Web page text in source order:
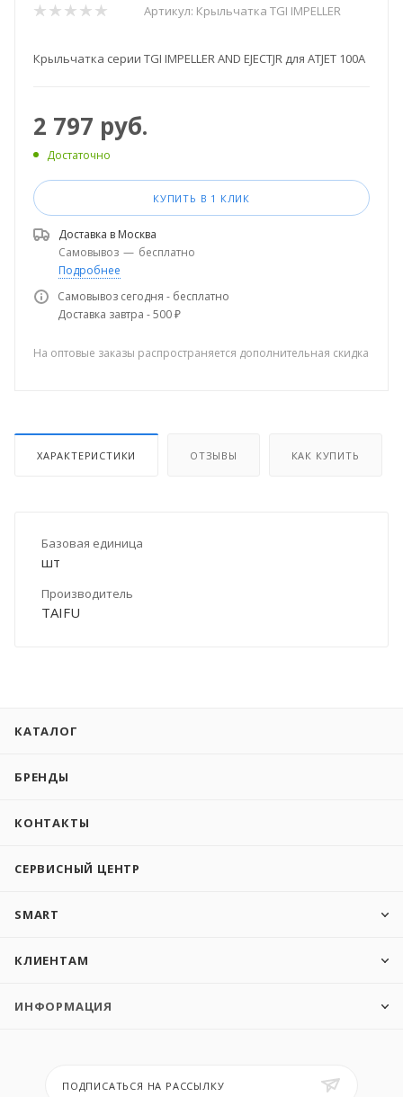
Артикул: Крыльчатка TGI IMPELLER
Крыльчатка серии TGI IMPELLER AND EJECTJR для ATJET 100A
2 797 руб.
Достаточно
КУПИТЬ В 1 КЛИК
Доставка в Москва
Самовывоз — бесплатно
Подробнее
Самовывоз сегодня - бесплатно
Доставка завтра - 500 ₽
На оптовые заказы распространяется дополнительная скидка
ХАРАКТЕРИСТИКИ ОТЗЫВЫ КАК КУПИТЬ
Базовая единица
шт
Производитель
TAIFU
КАТАЛОГ
БРЕНДЫ
КОНТАКТЫ
СЕРВИСНЫЙ ЦЕНТР
SMART
КЛИЕНТАМ
ИНФОРМАЦИЯ
ПОДПИСАТЬСЯ НА РАССЫЛКУ